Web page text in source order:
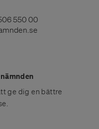
550 00
ge dig en bättre